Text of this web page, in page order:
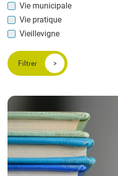
Vie municipale
Vie pratique
Vieillevigne
Filtrer